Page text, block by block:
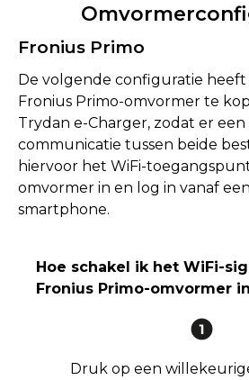
Fronius Primo
De volgende configuratie
Fronius Primo-omvormer te
Trydan e-Charger, zodat er
communicatie tussen beide
hiervoor het WiFi-
omvormer in en log in vanaf
smartphone.
Hoe schakel ik het WiFi-
Fronius Primo-omvormer
Druk op een